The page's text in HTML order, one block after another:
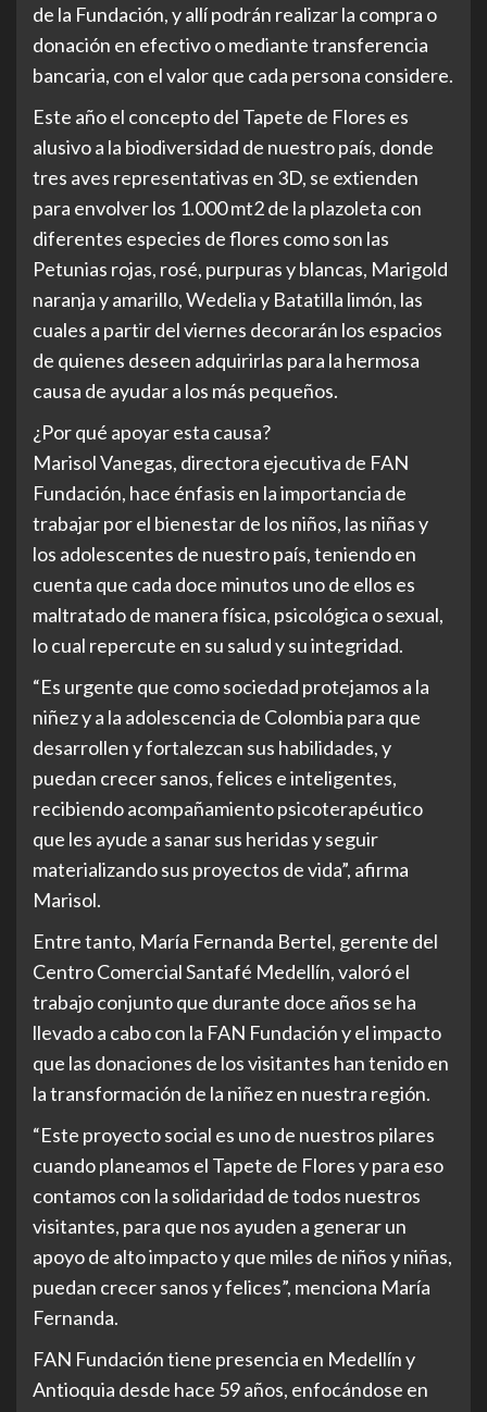
de la Fundación, y allí podrán realizar la compra o
donación en efectivo o mediante transferencia
bancaria, con el valor que cada persona considere.
Este año el concepto del Tapete de Flores es
alusivo a la biodiversidad de nuestro país, donde
tres aves representativas en 3D, se extienden
para envolver los 1.000 mt2 de la plazoleta con
diferentes especies de flores como son las
Petunias rojas, rosé, purpuras y blancas, Marigold
naranja y amarillo, Wedelia y Batatilla limón, las
cuales a partir del viernes decorarán los espacios
de quienes deseen adquirirlas para la hermosa
causa de ayudar a los más pequeños.
¿Por qué apoyar esta causa?
Marisol Vanegas, directora ejecutiva de FAN
Fundación, hace énfasis en la importancia de
trabajar por el bienestar de los niños, las niñas y
los adolescentes de nuestro país, teniendo en
cuenta que cada doce minutos uno de ellos es
maltratado de manera física, psicológica o sexual,
lo cual repercute en su salud y su integridad.
“Es urgente que como sociedad protejamos a la
niñez y a la adolescencia de Colombia para que
desarrollen y fortalezcan sus habilidades, y
puedan crecer sanos, felices e inteligentes,
recibiendo acompañamiento psicoterapéutico
que les ayude a sanar sus heridas y seguir
materializando sus proyectos de vida”, afirma
Marisol.
Entre tanto, María Fernanda Bertel, gerente del
Centro Comercial Santafé Medellín, valoró el
trabajo conjunto que durante doce años se ha
llevado a cabo con la FAN Fundación y el impacto
que las donaciones de los visitantes han tenido en
la transformación de la niñez en nuestra región.
“Este proyecto social es uno de nuestros pilares
cuando planeamos el Tapete de Flores y para eso
contamos con la solidaridad de todos nuestros
visitantes, para que nos ayuden a generar un
apoyo de alto impacto y que miles de niños y niñas,
puedan crecer sanos y felices”, menciona María
Fernanda.
FAN Fundación tiene presencia en Medellín y
Antioquia desde hace 59 años, enfocándose en